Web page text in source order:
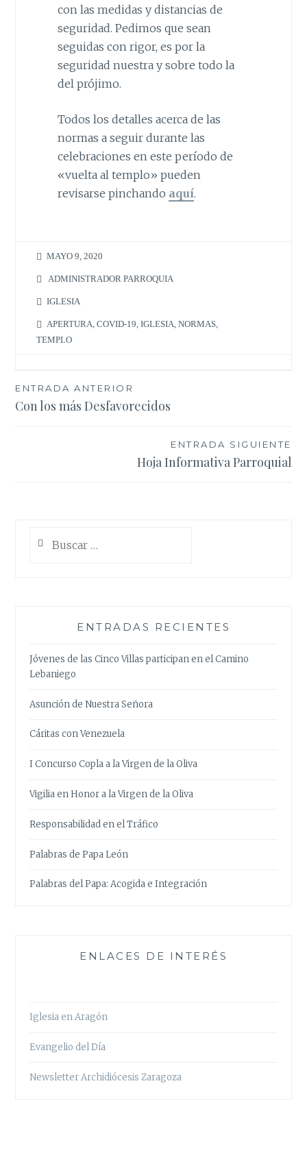
con las medidas y distancias de
seguridad. Pedimos que sean
seguidas con rigor, es por la
seguridad nuestra y sobre todo la
del prójimo.
Todos los detalles acerca de las
normas a seguir durante las
celebraciones en este período de
«vuelta al templo» pueden
revisarse pinchando aquí.
MAYO 9, 2020
ADMINISTRADOR PARROQUIA
IGLESIA
APERTURA,COVID-19,IGLESIA,NORMAS,
TEMPLO
Navegación
de
ENTRADA ANTERIOR
Con los más Desfavorecidos
ENTRADA SIGUIENTE
Hoja Informativa Parroquial
ENTRADAS RECIENTES
Jóvenes de las Cinco Villas participan en el Camino
Lebaniego
Asunción de Nuestra Señora
Cáritas con Venezuela
I Concurso Copla a la Virgen de la Oliva
Vigilia en Honor a la Virgen de la Oliva
Responsabilidad en el Tráfico
Palabras de Papa León
Palabras del Papa: Acogida e Integración
ENLACES DE INTERÉS
Iglesia en Aragón
Evangelio del Día
Newsletter Archidiócesis Zaragoza